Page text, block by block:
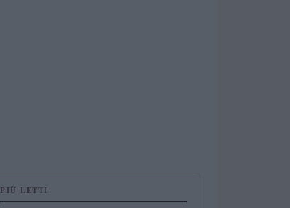
PIÙ LETTI